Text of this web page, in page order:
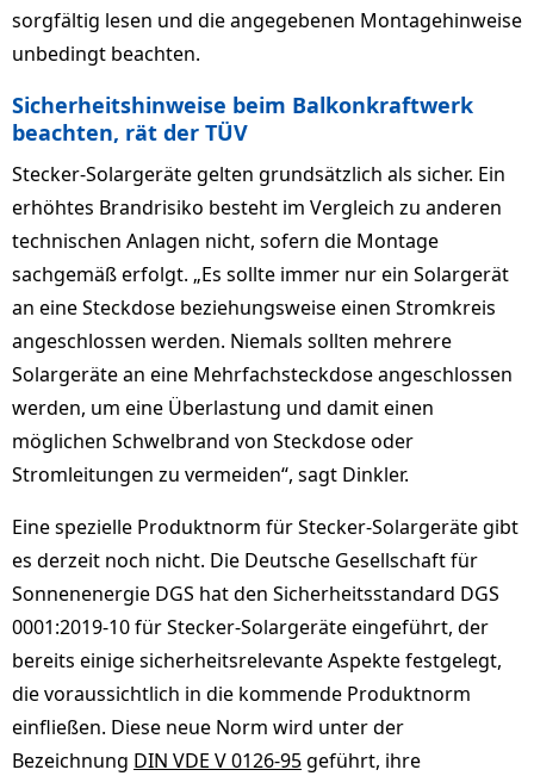
sorgfältig lesen und die angegebenen Montagehinweise
unbedingt beachten.
Sicherheitshinweise beim Balkonkraftwerk
beachten, rät der TÜV
Stecker-Solargeräte gelten grundsätzlich als sicher. Ein
erhöhtes Brandrisiko besteht im Vergleich zu anderen
technischen Anlagen nicht, sofern die Montage
sachgemäß erfolgt. „Es sollte immer nur ein Solargerät
an eine Steckdose beziehungsweise einen Stromkreis
angeschlossen werden. Niemals sollten mehrere
Solargeräte an eine Mehrfachsteckdose angeschlossen
werden, um eine Überlastung und damit einen
möglichen Schwelbrand von Steckdose oder
Stromleitungen zu vermeiden“, sagt Dinkler.
Eine spezielle Produktnorm für Stecker-Solargeräte gibt
es derzeit noch nicht. Die Deutsche Gesellschaft für
Sonnenenergie DGS hat den Sicherheitsstandard DGS
0001:2019-10 für Stecker-Solargeräte eingeführt, der
bereits einige sicherheitsrelevante Aspekte festgelegt,
die voraussichtlich in die kommende Produktnorm
einfließen. Diese neue Norm wird unter der
Bezeichnung DIN VDE V 0126-95geführt, ihre